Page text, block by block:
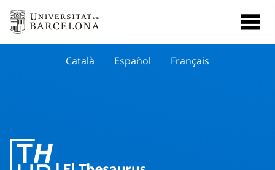
Català Español Français